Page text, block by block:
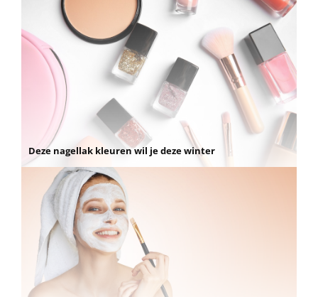
Deze nagellak kleuren wil je deze winter